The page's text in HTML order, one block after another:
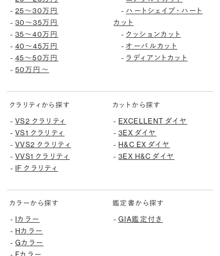
- 25〜30万円
- 30〜35万円
- 35〜40万円
- 40〜45万円
- 45〜50万円
- 50万円〜
- ハートシェイプ・ハート
カット
- クッションカット
-オーバルカット
- ラディアントカット
クラリティから探す
- VS2 クラリティ
- VS1 クラリティ
- VVS2 クラリティ
- VVS1 クラリティ
- IF クラリティ
カットから探す
- EXCELLENT ダイヤ
- 3EX ダイヤ
- H&C EX ダイヤ
- 3EX H&C ダイヤ
カラーから探す
- Iカラー
- Hカラー
- Gカラー
鑑定書から探す
- GIA鑑定付き